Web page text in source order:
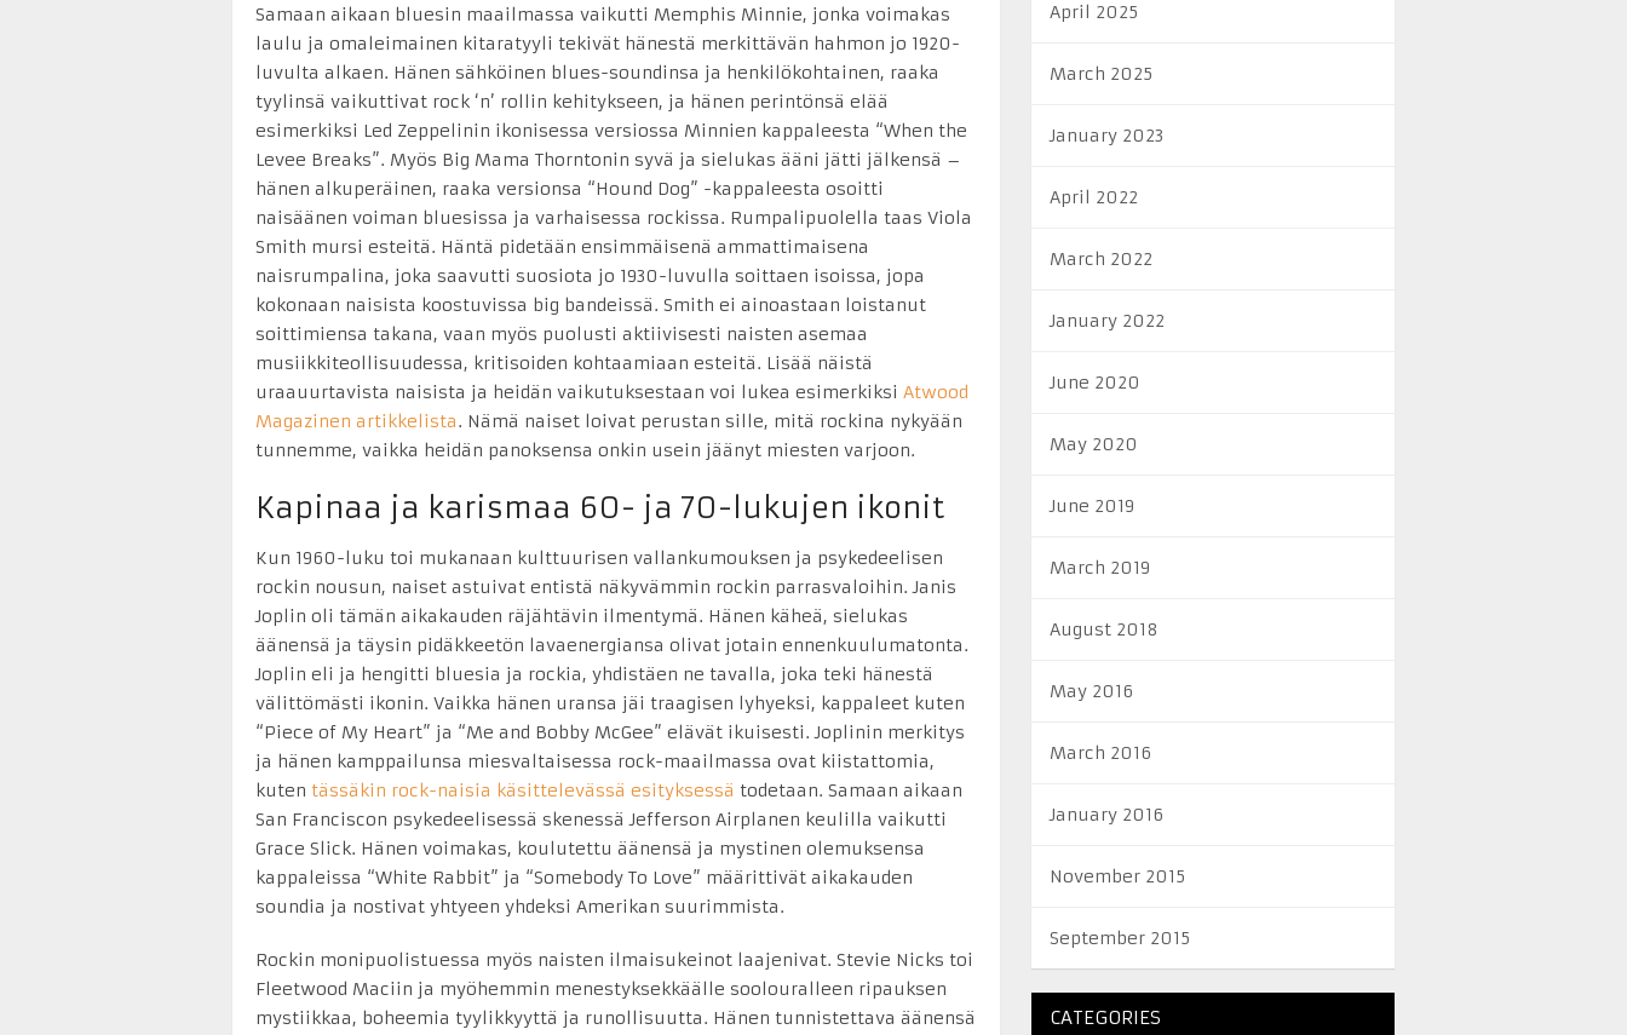
Samaan aikaan bluesin maailmassa vaikutti Memphis Minnie, jonka voimakas
laulu ja omaleimainen kitaratyyli tekivät hänestä merkittävän hahmon jo 1920-
luvulta alkaen. Hänen sähköinen blues-soundinsa ja henkilökohtainen, raaka
tyylinsä vaikuttivat rock ‘n’ rollin kehitykseen, ja hänen perintönsä elää
esimerkiksi Led Zeppelinin ikonisessa versiossa Minnien kappaleesta “When the
Levee Breaks”. Myös Big Mama Thorntonin syvä ja sielukas ääni jätti jälkensä –
hänen alkuperäinen, raaka versionsa “Hound Dog” -kappaleesta osoitti
naisäänen voiman bluesissa ja varhaisessa rockissa. Rumpalipuolella taas Viola
Smith mursi esteitä. Häntä pidetään ensimmäisenä ammattimaisena
naisrumpalina, joka saavutti suosiota jo 1930-luvulla soittaen isoissa, jopa
kokonaan naisista koostuvissa big bandeissä. Smith ei ainoastaan loistanut
soittimiensa takana, vaan myös puolusti aktiivisesti naisten asemaa
musiikkiteollisuudessa, kritisoiden kohtaamiaan esteitä. Lisää näistä
uraauurtavista naisista ja heidän vaikutuksestaan voi lukea esimerkiksi Atwood
Magazinen artikkelista. Nämä naiset loivat perustan sille, mitä rockina nykyään
tunnemme, vaikka heidän panoksensa onkin usein jäänyt miesten varjoon.
Kapinaa ja karismaa 60- ja 70-lukujen ikonit
Kun 1960-luku toi mukanaan kulttuurisen vallankumouksen ja psykedeelisen
rockin nousun, naiset astuivat entistä näkyvämmin rockin parrasvaloihin. Janis
Joplin oli tämän aikakauden räjähtävin ilmentymä. Hänen käheä, sielukas
äänensä ja täysin pidäkkeetön lavaenergiansa olivat jotain ennenkuulumatonta.
Joplin eli ja hengitti bluesia ja rockia, yhdistäen ne tavalla, joka teki hänestä
välittömästi ikonin. Vaikka hänen uransa jäi traagisen lyhyeksi, kappaleet kuten
“Piece of My Heart” ja “Me and Bobby McGee” elävät ikuisesti. Joplinin merkitys
ja hänen kamppailunsa miesvaltaisessa rock-maailmassa ovat kiistattomia,
kuten tässäkin rock-naisia käsittelevässä esityksessä todetaan. Samaan aikaan
San Franciscon psykedeelisessä skenessä Jefferson Airplanen keulilla vaikutti
Grace Slick. Hänen voimakas, koulutettu äänensä ja mystinen olemuksensa
kappaleissa “White Rabbit” ja “Somebody To Love” määrittivät aikakauden
soundia ja nostivat yhtyeen yhdeksi Amerikan suurimmista.
Rockin monipuolistuessa myös naisten ilmaisukeinot laajenivat. Stevie Nicks toi
Fleetwood Maciin ja myöhemmin menestyksekkäälle soolouralleen ripauksen
mystiikkaa, boheemia tyylikkyyttä ja runollisuutta. Hänen tunnistettava äänensä
April 2025
March 2025
January 2023
April 2022
March 2022
January 2022
June 2020
May 2020
June 2019
March 2019
August 2018
May 2016
March 2016
January 2016
November 2015
September 2015
CATEGORIES